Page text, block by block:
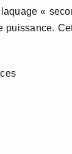
«
puissance.